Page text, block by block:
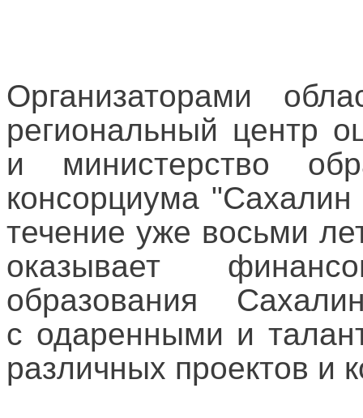
Организаторами
региональный центр
и министерство
консорциума
течение уже восьми
оказывает
образования
с одаренными и
различных проектов и